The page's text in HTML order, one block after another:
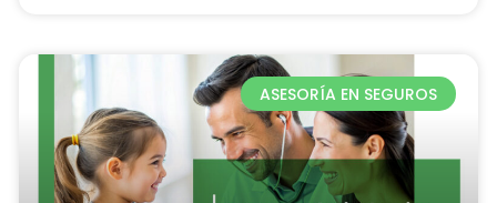
ASESORÍA EN SEGUROS